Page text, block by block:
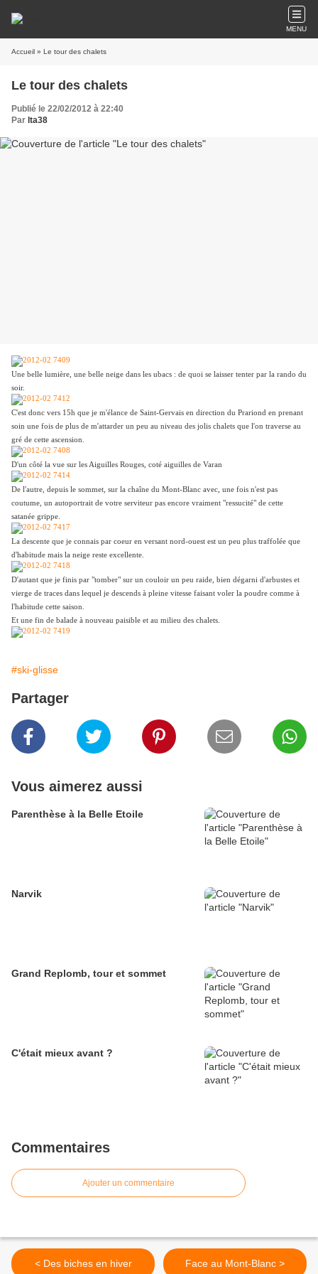
MENU
Accueil » Le tour des chalets
Le tour des chalets
Publié le 22/02/2012 à 22:40
Par lta38
Une belle lumière, une belle neige dans les ubacs : de quoi se laisser tenter par la rando du
soir.
C'est donc vers 15h que je m'élance de Saint-Gervais en direction du Prariond en prenant
soin une fois de plus de m'attarder un peu au niveau des jolis chalets que l'on traverse au
gré de cette ascension.
D'un côté la vue sur les Aiguilles Rouges, coté aiguilles de Varan
De l'autre, depuis le sommet, sur la chaîne du Mont-Blanc avec, une fois n'est pas
coutume, un autoportrait de votre serviteur pas encore vraiment "ressucité" de cette
satanée grippe.
La descente que je connais par coeur en versant nord-ouest est un peu plus traffolée que
d'habitude mais la neige reste excellente.
D'autant que je finis par "tomber" sur un couloir un peu raide, bien dégarni d'arbustes et
vierge de traces dans lequel je descends à pleine vitesse faisant voler la poudre comme à
l'habitude cette saison.
Et une fin de balade à nouveau paisible et au milieu des chalets.
#ski-glisse
Partager
Vous aimerez aussi
Parenthèse à la Belle Etoile
Narvik
Grand Replomb, tour et sommet
C'était mieux avant ?
Commentaires
Ajouter un commentaire
< Des biches en hiver Face au Mont-Blanc >